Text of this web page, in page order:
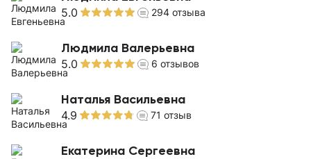
5.0 294 отзыва
Людмила Валерьевна
5.0 6 отзывов
Наталья Васильевна
4.9 71 отзыв
Екатерина Сергеевна